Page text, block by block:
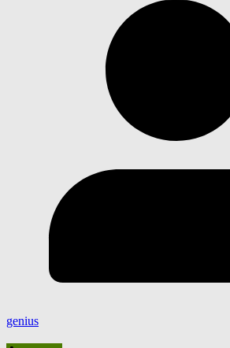
genius